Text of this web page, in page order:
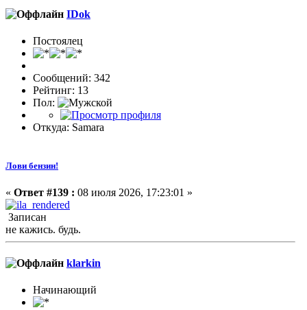
IDok
Постоялец
Сообщений: 342
Рейтинг: 13
Пол:
Откуда: Samara
Лови бензин!
« Ответ #139 : 08 июля 2026, 17:23:01 »
Записан
не кажись. будь.
klarkin
Начинающий